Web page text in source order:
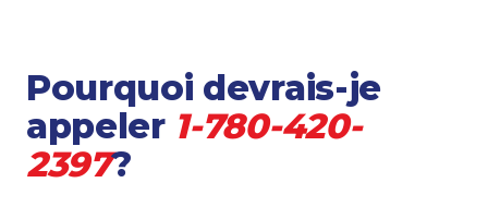
Pourquoi devrais-je
appeler 1-780-420-
2397?